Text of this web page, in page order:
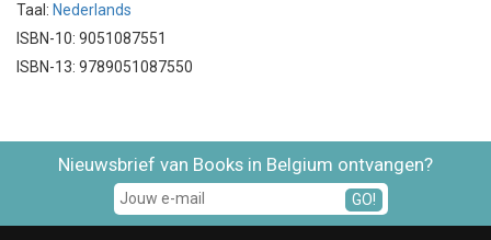
Taal: Nederlands
ISBN-10: 9051087551
ISBN-13: 9789051087550
Nieuwsbrief van Books in Belgium ontvangen?
GO!